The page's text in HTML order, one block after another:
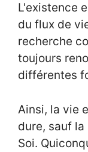
L'existence
du flux de
recherche
toujours
différentes
Ainsi, la vie
dure, sauf
Soi.